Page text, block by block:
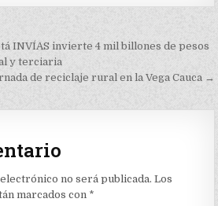
INVÍAS invierte 4 mil billones de pesos
y terciaria
de reciclaje rural en la Vega Cauca →
no será publicada. Los
marcados con *